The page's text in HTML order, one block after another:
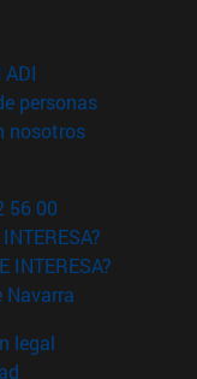
en nueva ventana)
personas(abre en
nosotros(abre en
56 00
INTERESA?
legal